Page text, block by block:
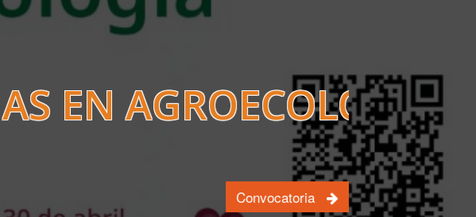
EN AGROECOLOGÍA
Convocatoria